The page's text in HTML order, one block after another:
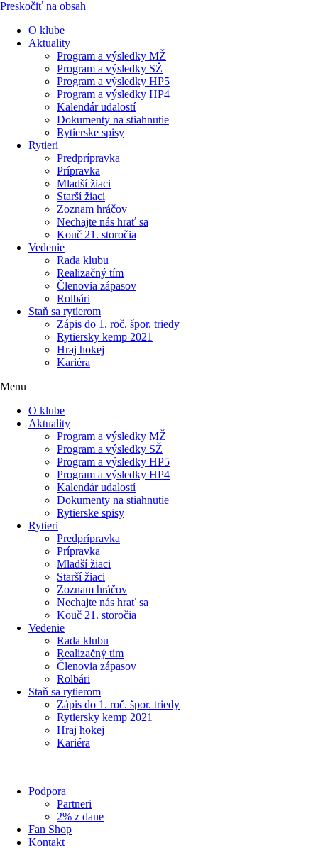
Preskočiť na obsah
O klube
Aktuality
Program a výsledky MŽ
Program a výsledky SŽ
Program a výsledky HP5
Program a výsledky HP4
Kalendár udalostí
Dokumenty na stiahnutie
Rytierske spisy
Rytieri
Predprípravka
Prípravka
Mladší žiaci
Starší žiaci
Zoznam hráčov
Nechajte nás hrať sa
Kouč 21. storočia
Vedenie
Rada klubu
Realizačný tím
Členovia zápasov
Rolbári
Staň sa rytierom
Zápis do 1. roč. špor. triedy
Rytiersky kemp 2021
Hraj hokej
Kariéra
Menu
O klube
Aktuality
Program a výsledky MŽ
Program a výsledky SŽ
Program a výsledky HP5
Program a výsledky HP4
Kalendár udalostí
Dokumenty na stiahnutie
Rytierske spisy
Rytieri
Predprípravka
Prípravka
Mladší žiaci
Starší žiaci
Zoznam hráčov
Nechajte nás hrať sa
Kouč 21. storočia
Vedenie
Rada klubu
Realizačný tím
Členovia zápasov
Rolbári
Staň sa rytierom
Zápis do 1. roč. špor. triedy
Rytiersky kemp 2021
Hraj hokej
Kariéra
Podpora
Partneri
2% z dane
Fan Shop
Kontakt